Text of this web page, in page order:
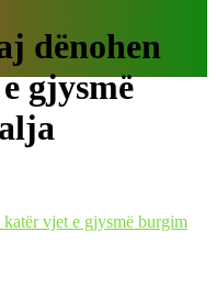
dënohen
gjysmë